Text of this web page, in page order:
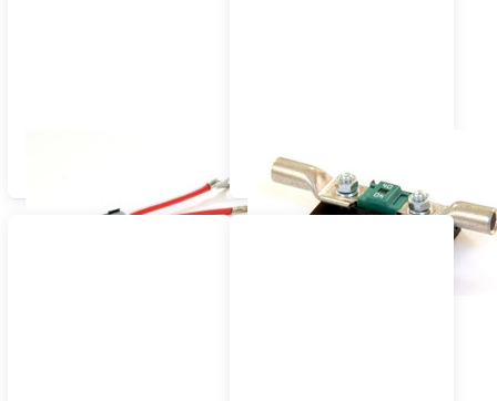
DC-Streifensicherungen
MIDI (30 - 100A)